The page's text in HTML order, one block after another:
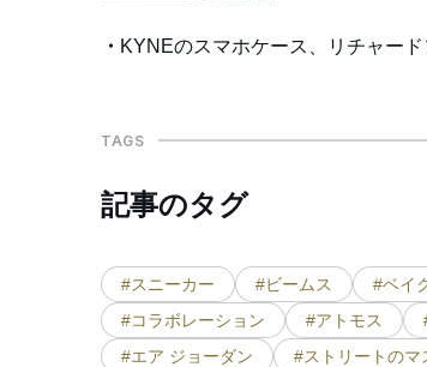
KYNEのスマホケース、リチャー
TAGS
記事のタグ
#スニーカー #ビームス #ベイ
#コラボレーション
#アトモス
#エア ジョーダン
#ストリートのマ